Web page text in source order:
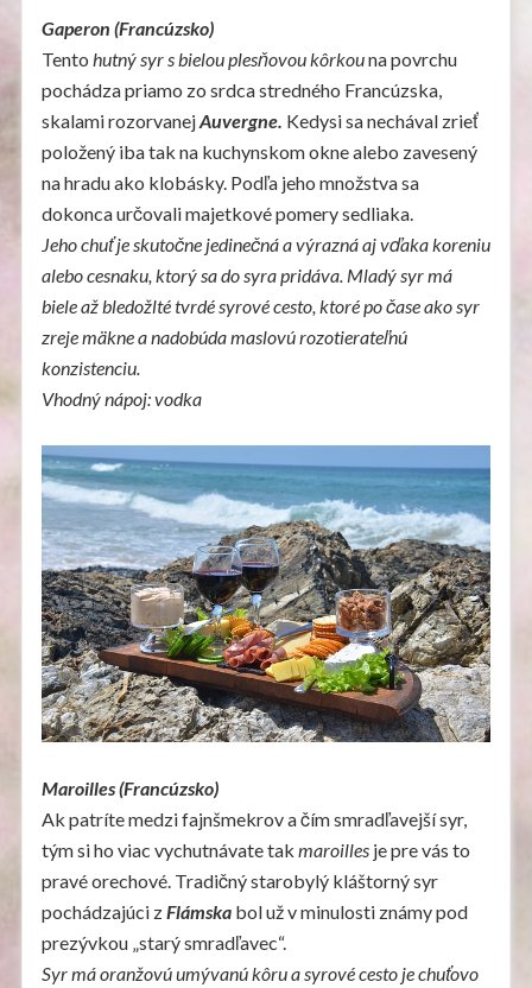
Gaperon (Francúzsko)
Tento hutný syr s bielou plesňovou kôrkouna povrchu
pochádza priamo zo srdca stredného Francúzska,
skalami rozorvanejAuvergne. Kedysi sa nechával zrieť
položený iba tak na kuchynskom okne alebo zavesený
na hradu ako klobásky. Podľa jeho množstva sa
dokonca určovali majetkové pomery sedliaka.
Jeho chuť je skutočne jedinečná a výrazná aj vďaka koreniu
alebo cesnaku, ktorý sa do syra pridáva. Mladý syr má
biele až bledožlté tvrdé syrové cesto, ktoré po čase ako syr
zreje mäkne a nadobúda maslovú rozotierateľnú
konzistenciu.
Vhodný nápoj: vodka
Maroilles (Francúzsko)
Ak patríte medzi fajnšmekrov a čím smradľavejší syr,
tým si ho viac vychutnávate tak maroillesje pre vás to
pravé orechové. Tradičný starobylý kláštorný syr
pochádzajúci zFlámskabol už v minulosti známy pod
prezývkou „starý smradľavec“.
Syr má oranžovú umývanú kôru a syrové cesto je chuťovo